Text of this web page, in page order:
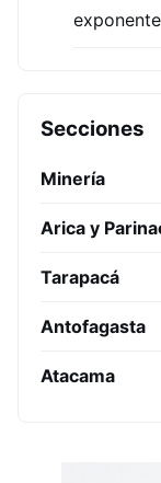
Secciones
Minería
Arica y
Tarapacá
Antofagasta
Atacama